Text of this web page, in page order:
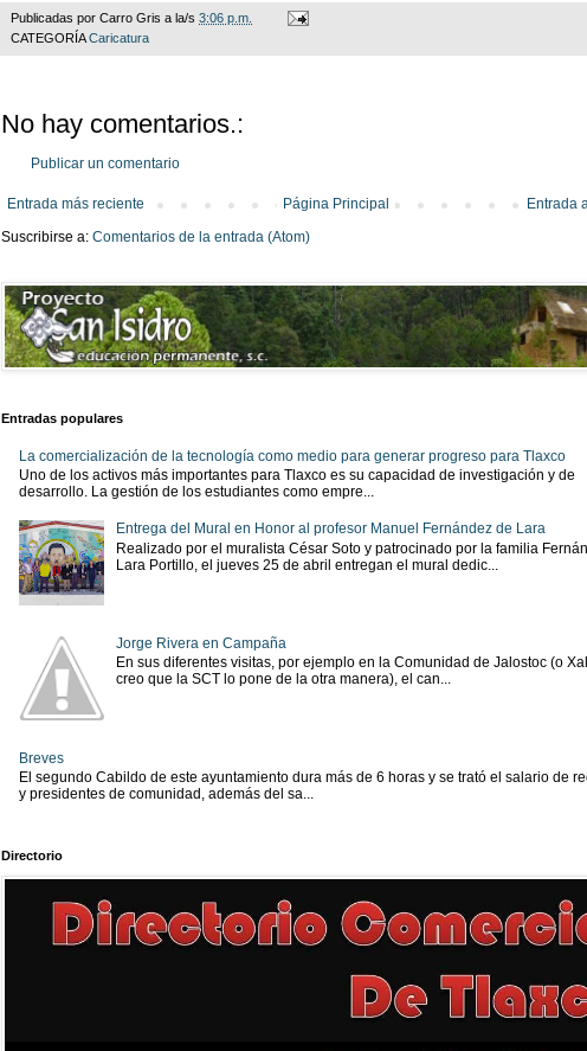
Publicadas por Carro Gris a la/s 3:06 p.m.
CATEGORÍACaricatura
No hay comentarios.:
Publicar un comentario
Entrada más reciente Entrada
Página Principal
Suscribirse a: Comentarios de la entrada (Atom)
Entradas populares
La comercialización de la tecnología como medio para generar progreso para Tlaxco
Uno de los activos más importantes para Tlaxco es su capacidad de investigación y de
desarrollo. La gestión de los estudiantes como empre...
Entrega del Mural en Honor al profesor Manuel Fernández de Lara
Realizado por el muralista César Soto y patrocinado por la familia
Lara Portillo, el jueves 25 de abril entregan el mural dedic...
Jorge Rivera en Campaña
En sus diferentes visitas, por ejemplo en la Comunidad de Jalostoc (o
creo que la SCT lo pone de la otra manera), el can...
Breves
El segundo Cabildo de este ayuntamiento dura más de 6 horas y se trató el salario de
y presidentes de comunidad, además del sa...
Directorio